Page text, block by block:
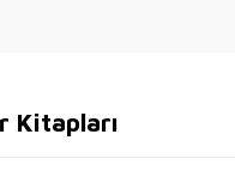
Kitapları